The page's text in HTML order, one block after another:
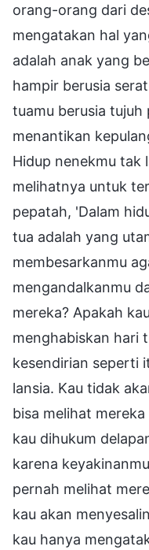
orang-orang dari
mengatakan hal
adalah anak yang
hampir berusia
tuamu berusia tujuh
menantikan
Hidup nenekmu tak
melihatnya untuk
pepatah, 'Dalam
tua adalah yang
membesarkanmu
mengandalkanmu
mereka? Apakah
menghabiskan hari
kesendirian seperti
lansia. Kau tidak
bisa melihat
kau dihukum
karena
pernah melihat
kau akan
kau hanya